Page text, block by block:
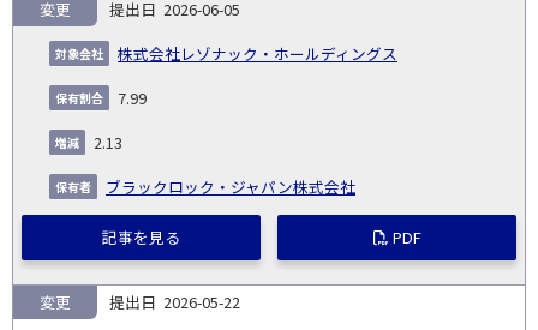
2026-06-05
株式会社レゾナック・ホールディングス
変更
7.99
2.13
ブラックロック・ジャパン株式会社
記事を見る PDF
2026-05-22
変更